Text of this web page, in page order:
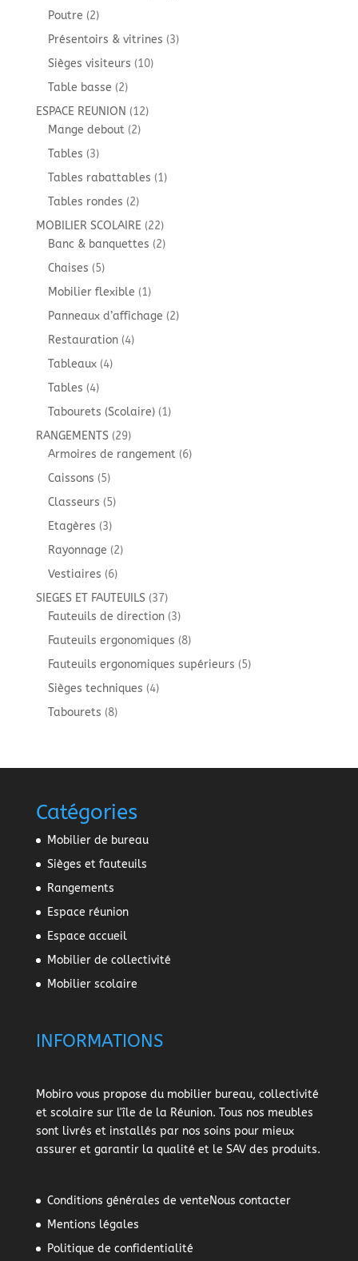
Poutre 22
produits
Présentoirs & vitrines 33
Sièges visiteurs 1010
Table basse 22
produits
ESPACE REUNION 1212
Mange debout 22
Tables 33
produits
Tables rabattables 11
Tables rondes 22
produits
MOBILIER SCOLAIRE 2222
produits
Banc & banquettes 22
Chaises 55
produits
Mobilier flexible 11
produit
Panneaux d’affichage 22
Restauration 44
Tableaux 44
Tables 44
produits
Tabourets (Scolaire) 11
RANGEMENTS 2929
produits
Armoires de rangement 66
Caissons 55
produits
Classeurs 55
Etagères 33
produits
Rayonnage 22
Vestiaires 66
produits
SIEGES ET FAUTEUILS 3737
produits
Fauteuils de direction 33
produits
Fauteuils ergonomiques 88
produits
Fauteuils ergonomiques supérieurs 55
Sièges techniques 44
Tabourets 88
Catégories
Mobilier de bureau
Sièges et fauteuils
Rangements
Espace réunion
Espace accueil
Mobilier de collectivité
Mobilier scolaire
INFORMATIONS
Mobiro vous propose du mobilier bureau, collectivité
et scolaire sur l'île de la Réunion. Tous nos meubles
sont livrés et installés par nos soins pour mieux
assurer et garantir la qualité et le SAV des produits.
Conditions générales de vente
Mentions légales
Politique de confidentialité
Nous contacter